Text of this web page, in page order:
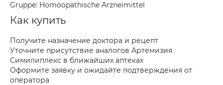
Gruppe: Homöopathische Arzneimittel
Как купить
Получите назначение доктора и рецепт
Уточните присутствие аналогов Артемизия
Симилиплекс в ближайших аптеках
Оформите заявку и ожидайте подтверждения от
оператора